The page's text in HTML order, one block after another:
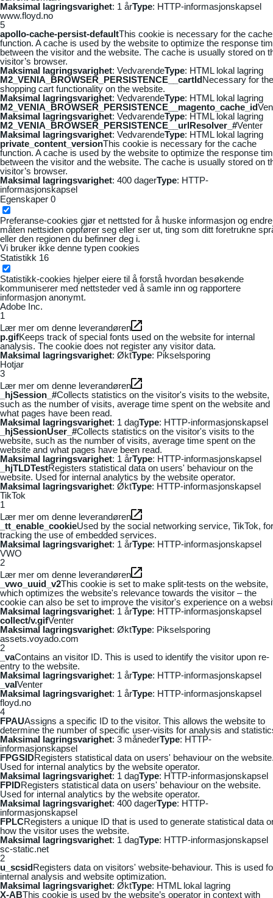
Maksimal lagringsvarighet: 1 årType: HTTP-informasjonskapsel
www.floyd.no
5
apollo-cache-persist-defaultThis cookie is necessary for the cache
function. A cache is used by the website to optimize the response
between the visitor and the website. The cache is usually stored on
visitor’s browser.
Maksimal lagringsvarighet: VedvarendeType: HTML lokal lagring
M2_VENIA_BROWSER_PERSISTENCE__cartIdNecessary for the
shopping cart functionality on the website.
Maksimal lagringsvarighet: VedvarendeType: HTML lokal lagring
M2_VENIA_BROWSER_PERSISTENCE__magento_cache_id
Maksimal lagringsvarighet: VedvarendeType: HTML lokal lagring
M2_VENIA_BROWSER_PERSISTENCE__urlResolver_#Venter
Maksimal lagringsvarighet: VedvarendeType: HTML lokal lagring
private_content_versionThis cookie is necessary for the cache
function. A cache is used by the website to optimize the response
between the visitor and the website. The cache is usually stored on
visitor’s browser.
Maksimal lagringsvarighet: 400 dagerType: HTTP-
informasjonskapsel
Egenskaper 0
Preferanse-cookies gjør et nettsted for å huske informasjon og
måten nettsiden oppfører seg eller ser ut, ting som ditt foretrukne
eller den regionen du befinner deg i.
Vi bruker ikke denne typen cookies
Statistikk 16
Statistikk-cookies hjelper eiere til å forstå hvordan besøkende
kommuniserer med nettsteder ved å samle inn og rapportere
informasjon anonymt.
Adobe Inc.
1
Lær mer om denne leverandøren
p.gifKeeps track of special fonts used on the website for internal
analysis. The cookie does not register any visitor data.
Maksimal lagringsvarighet: ØktType: Pikselsporing
Hotjar
3
Lær mer om denne leverandøren
_hjSession_#Collects statistics on the visitor's visits to the website,
such as the number of visits, average time spent on the website and
what pages have been read.
Maksimal lagringsvarighet: 1 dagType: HTTP-informasjonskapsel
_hjSessionUser_#Collects statistics on the visitor's visits to the
website, such as the number of visits, average time spent on the
website and what pages have been read.
Maksimal lagringsvarighet: 1 årType: HTTP-informasjonskapsel
_hjTLDTestRegisters statistical data on users' behaviour on the
website. Used for internal analytics by the website operator.
Maksimal lagringsvarighet: ØktType: HTTP-informasjonskapsel
TikTok
1
Lær mer om denne leverandøren
_tt_enable_cookieUsed by the social networking service, TikTok, for
tracking the use of embedded services.
Maksimal lagringsvarighet: 1 årType: HTTP-informasjonskapsel
VWO
2
Lær mer om denne leverandøren
_vwo_uuid_v2This cookie is set to make split-tests on the website,
which optimizes the website's relevance towards the visitor – the
cookie can also be set to improve the visitor's experience on a
Maksimal lagringsvarighet: 1 årType: HTTP-informasjonskapsel
collect/v.gifVenter
Maksimal lagringsvarighet: ØktType: Pikselsporing
assets.voyado.com
2
_vaContains an visitor ID. This is used to identify the visitor upon re-
entry to the website.
Maksimal lagringsvarighet: 1 årType: HTTP-informasjonskapsel
_vaIVenter
Maksimal lagringsvarighet: 1 årType: HTTP-informasjonskapsel
floyd.no
4
FPAUAssigns a specific ID to the visitor. This allows the website to
determine the number of specific user-visits for analysis and
Maksimal lagringsvarighet: 3 månederType: HTTP-
informasjonskapsel
FPGSIDRegisters statistical data on users' behaviour on the
Used for internal analytics by the website operator.
Maksimal lagringsvarighet: 1 dagType: HTTP-informasjonskapsel
FPIDRegisters statistical data on users' behaviour on the website.
Used for internal analytics by the website operator.
Maksimal lagringsvarighet: 400 dagerType: HTTP-
informasjonskapsel
FPLCRegisters a unique ID that is used to generate statistical data
how the visitor uses the website.
Maksimal lagringsvarighet: 1 dagType: HTTP-informasjonskapsel
sc-static.net
2
u_scsidRegisters data on visitors' website-behaviour. This is used
internal analysis and website optimization.
Maksimal lagringsvarighet: ØktType: HTML lokal lagring
X-ABThis cookie is used by the website’s operator in context with